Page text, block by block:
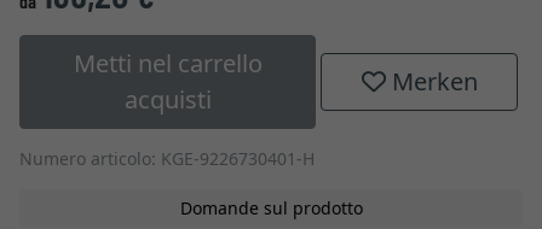
Metti nel carrello
acquisti
Merken
Numero articolo: KGE-9226730401-H
Domande sul prodotto